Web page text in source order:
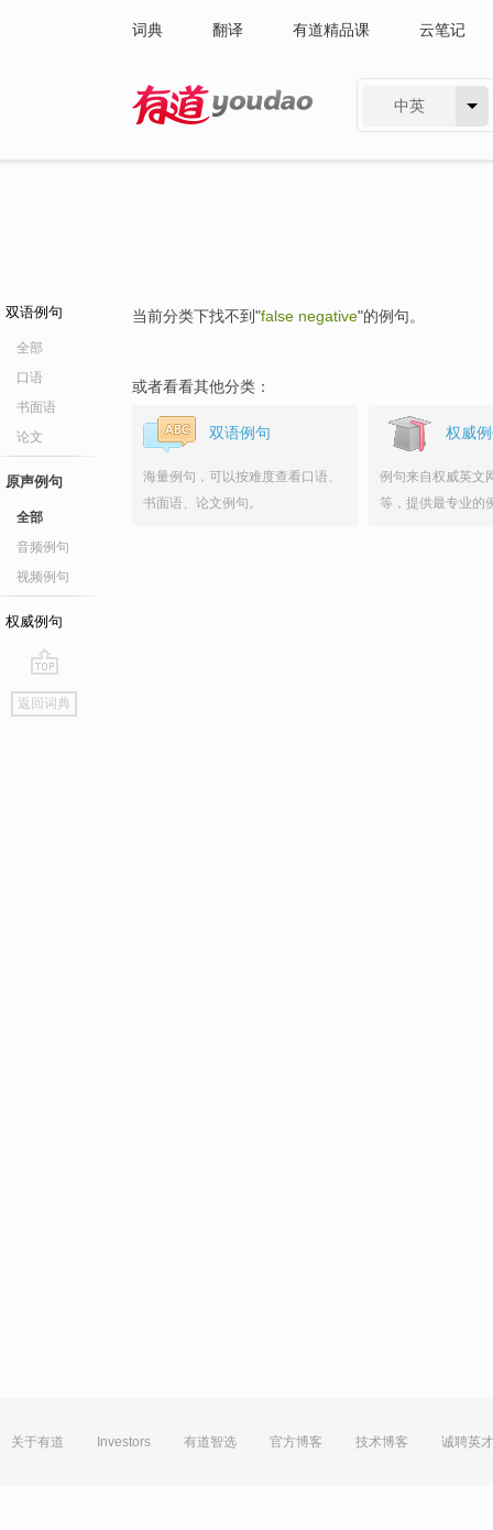
词典 翻译 有道精品课 云笔记
中英
双语例句
全部
口语
书面语
论文
原声例句
全部
音频例句
视频例句
权威例句
go
top
返回词典
当前分类下找不到"false negative"的例句。
或者看看其他分类：
双语例句
海量例句，可以按难度查看口语、
书面语、论文例句。
权威
例句来自权威英文
等，提供最专业的
关于有道 Investors 有道智选 官方博客 技术博客 诚聘英才